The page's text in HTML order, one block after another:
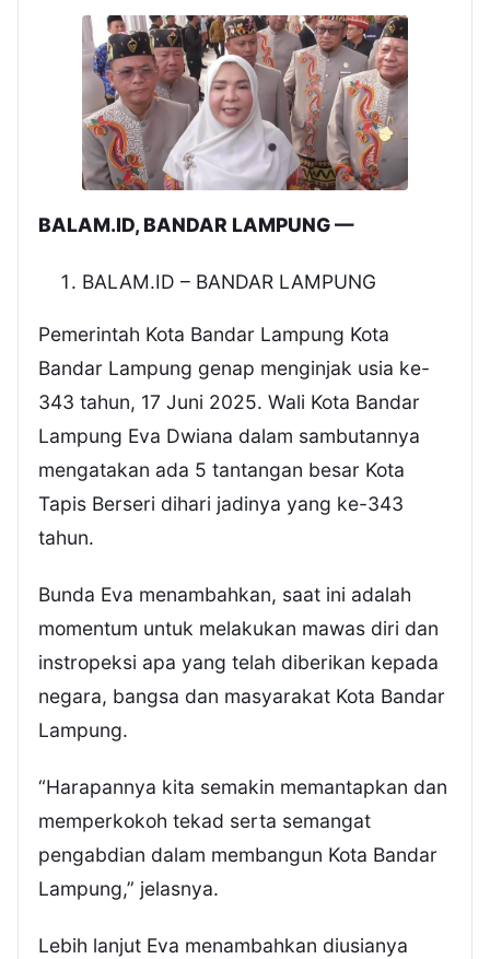
BALAM.ID, BANDAR LAMPUNG —
BALAM.ID – BANDAR LAMPUNG
Pemerintah Kota Bandar Lampung Kota
Bandar Lampung genap menginjak usia ke-
343 tahun, 17 Juni 2025. Wali Kota Bandar
Lampung Eva Dwiana dalam sambutannya
mengatakan ada 5 tantangan besar Kota
Tapis Berseri dihari jadinya yang ke-343
tahun.
Bunda Eva menambahkan, saat ini adalah
momentum untuk melakukan mawas diri dan
instropeksi apa yang telah diberikan kepada
negara, bangsa dan masyarakat Kota Bandar
Lampung.
“Harapannya kita semakin memantapkan dan
memperkokoh tekad serta semangat
pengabdian dalam membangun Kota Bandar
Lampung,” jelasnya.
Lebih lanjut Eva menambahkan diusianya